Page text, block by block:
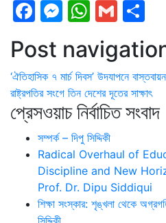
Facebook
Messenger
Gmail
Post
‘ঐতিহাসিক ৭ মার্চ দিবস’ উদযাপনে
রাষ্ট্রপতির সংগে তিন দেশের দূতের সাক্ষাৎ
প্রেসওয়াচ নির্বাচিত সংবাদ
সম্পর্ক – দিপু সিদ্দিকী
Radical Overhaul of
Discipline and New
Prof. Dr. Dipu Siddiqui
শিক্ষা সংস্কার: শৃঙ্খলা থেকে